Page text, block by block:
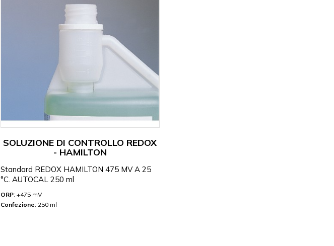
SOLUZIONE DI CONTROLLO REDOX
- HAMILTON
Standard REDOX HAMILTON 475 MV A 25
°C. AUTOCAL 250 ml
ORP: +475 mV
Confezione: 250 ml